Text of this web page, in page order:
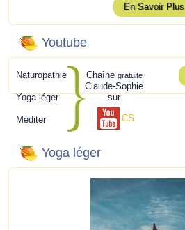
En Savoir Plus
Youtube
Naturopathie
Yoga léger
Méditer
Chaîne gratuite
Claude-Sophie
sur
CS
Yoga léger